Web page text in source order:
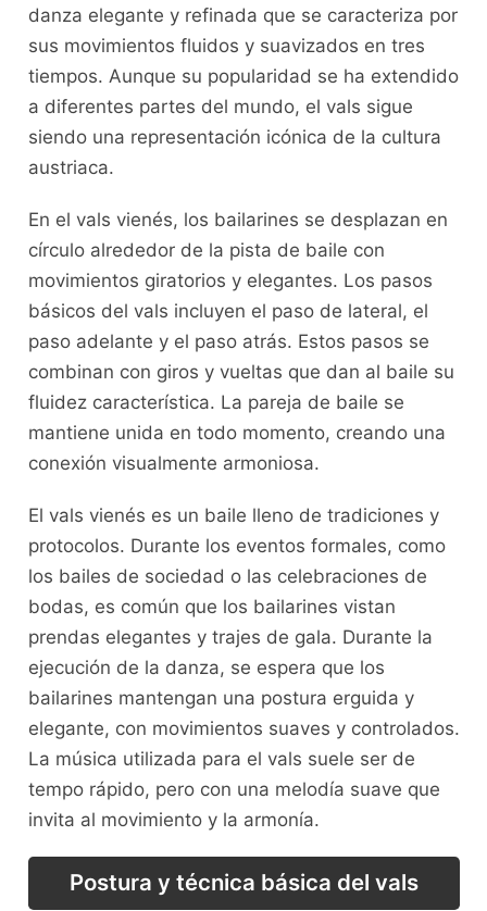
danza ‍elegante y refinada que se caracteriza ‌por
‍sus movimientos‍ fluidos y suavizados en tres
tiempos. Aunque su popularidad se ⁣ha extendido
⁤a ⁣diferentes partes del mundo, el vals​ sigue
siendo una representación icónica de la cultura
austriaca.
En el vals vienés, los​ bailarines se desplazan en
círculo alrededor de la pista⁣ de baile con
movimientos giratorios y elegantes. Los pasos
básicos⁤ del vals incluyen el paso de lateral, el
paso adelante y el paso atrás. Estos‍ pasos se
combinan con giros y ⁢vueltas que⁤ dan al baile su⁣
fluidez característica. La pareja‌ de baile se
mantiene ​unida ​en todo​ momento, creando una
conexión visualmente armoniosa.
El vals vienés‍ es​ un ​baile ⁢lleno de tradiciones y
protocolos. Durante los eventos formales, como
los bailes de sociedad o las celebraciones de
bodas, es común que los bailarines vistan
prendas elegantes y ⁣trajes de gala. Durante la
ejecución de la danza, se espera⁢ que⁢ los
bailarines mantengan una postura erguida y
elegante, con movimientos suaves y⁤ controlados.
La‍ música utilizada para el vals suele ser de
tempo rápido, pero con una melodía⁢ suave que
invita ⁤al⁤ movimiento y la armonía.
Postura y técnica básica del vals